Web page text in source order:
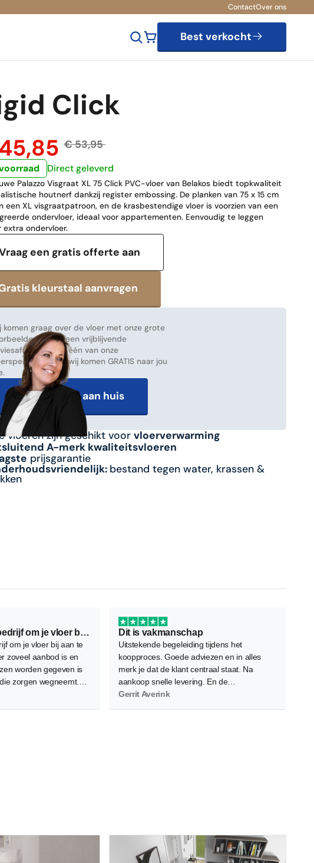
ContactOver ons
Best verkocht
Click
€ 53,95
Direct geleverd
Palazzo Visgraat XL 75 Click PVC-vloer van Belakos biedt topkwaliteit
houtnerf dankzij register embossing. De planken van 75 x 15 cm
een XL visgraatpatroon, en de krasbestendige vloer is voorzien van een
ondervloer, ideaal voor appartementen. Eenvoudig te leggen
extra ondervloer.
een gratis offerte aan
komen graag over de vloer met onze grote
Maak een vrijblijvende
met één van onze
en wij komen GRATIS naar jou
Gratis advies aan huis
vloeren zijn geschikt voor vloerverwarming
A-merk kwaliteitsvloeren
prijsgarantie
bestand tegen water, krassen &
Ontzettend fijn bedrijf om je vloer bij…
om je vloer bij aan te
zoveel aanbod is en
worden gegeven is
zorgen wegneemt.
met diverse
Dit is vakmanschap
Uitstekende begeleiding tijdens het
koopproces. Goede adviezen en in alles
merk je dat de klant centraal staat. Na
aankoop snelle levering. En de
vloerenleggers bleken zeer vakbekwaam.
Gerrit Averink